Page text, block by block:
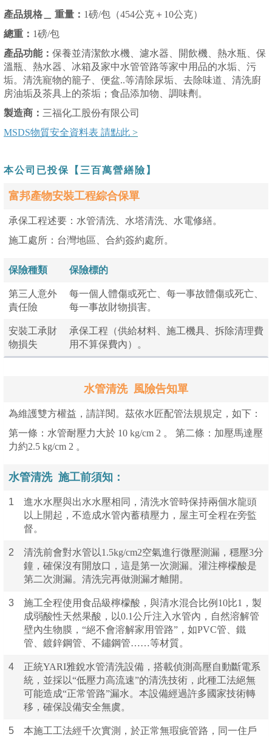
產品規格＿ 重量： 1磅/包（454公克＋10公克）
總重： 1磅/包
產品功能： 保養並清潔飲水機、濾水器、開飲機、熱水瓶、保
溫瓶、熱水器、冰箱及家中水管管路等家中用品的水垢、污
垢。清洗寵物的籠子、便盆..等清除尿垢、去除味道、清洗廚
房油垢及茶具上的茶垢；食品添加物、調味劑。
製造商： 三福化工股份有限公司
MSDS物質安全資料表 請點此 >
本公司已投保【三百萬營繕險】
富邦產物安裝工程綜合保單
承保工程述要：水管清洗、水塔清洗、水電修繕。
施工處所：台灣地區、合約簽約處所。
保險種類 保險標的
第三人意外
責任險
每一個人體傷或死亡、每一事故體傷或死亡、
每一事故財物損害。
安裝工承財
物損失
承保工程（供給材料、施工機具、拆除清理費
用不算保費內）。
水管清洗 風險告知單
為維護雙方權益，請詳閱。茲依水匠配管法規規定，如下：
第一條：水管耐壓力大於 10 kg/cm 2 。 第二條：加壓馬達壓
力約2.5 kg/cm 2 。
水管清洗 施工前須知：
1
進水水壓與出水水壓相同，清洗水管時保持兩個水龍頭
以上開起，不造成水管內蓄積壓力，屋主可全程在旁監
督。
2
清洗前會對水管以1.5kg/cm2空氣進行微壓測漏，穩壓3分
鐘，確保沒有開放口，這是第一次測漏。灌注檸檬酸是
第二次測漏。清洗完再做測漏才離開。
3
施工全程使用食品級檸檬酸，與清水混合比例10比1，製
成弱酸性天然果酸，以0.1公斤注入水管內，自然溶解管
壁內生物膜，“絕不會溶解家用管路”，如PVC管、鐵
管、鍍鋅鋼管、不鏽鋼管……等材質。
4
正統YARI雅銳水管清洗設備，搭載偵測高壓自動斷電系
統，並採以“低壓力高流速”的清洗技術，此種工法絕無
可能造成“正常管路”漏水。本設備經過許多國家技術轉
移，確保設備安全無虞。
5
本施工工法經千次實測，於正常無瑕疵管路，同一住戶